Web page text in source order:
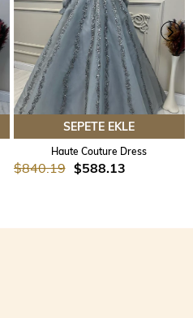
SEPETE EKLE
Haute Couture Dress
$588.13
$840.19